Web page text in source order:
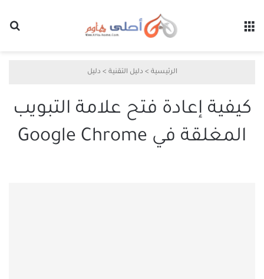
الرئيسية > دليل التقنية > دليل
كيفية إعادة فتح علامة التبويب
المغلقة في Google Chrome